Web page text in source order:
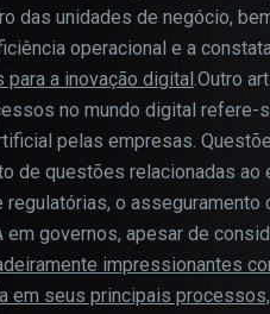
das unidades de negócio,
operacional e a
a inovação digital.Outro
no mundo digital
pelas empresas.
de questões relacionadas
o
em governos, apesar de
impressionantes
em seus principais